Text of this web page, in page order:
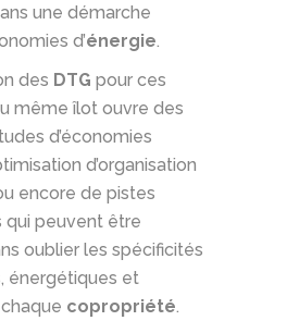
une démarche
d’énergie.
des DTG pour ces
même îlot ouvre des
d’économies
d’organisation
encore de pistes
qui peuvent être
oublier les spécificités
énergétiques et
copropriété.